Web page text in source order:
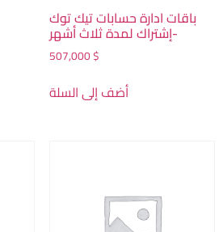
باقات ادارة حسابات تيك توك
-إشتراك لمدة ثلاث أشهر
507,000$
أضف إلى السلة